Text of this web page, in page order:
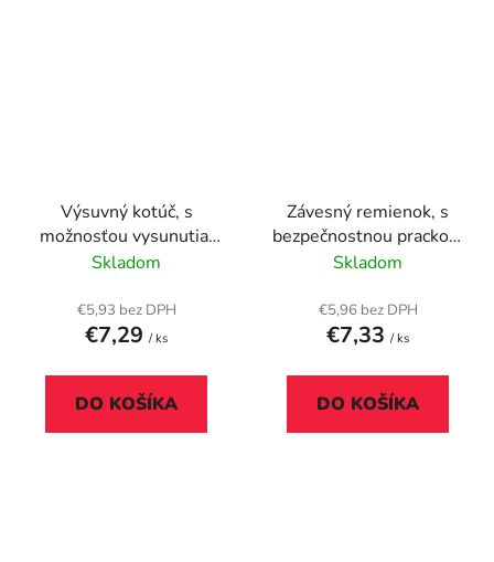
Výsuvný kotúč, s
možnosťou vysunutia,
so svorkou, DURABLE
Skladom
€5,93 bez DPH
€7,29 / ks
DO KOŠÍKA
Závesný remienok, s
bezpečnostnou prackou,
reflexná, DURABLE
Skladom
€5,96 bez DPH
€7,33 / ks
DO KOŠÍKA